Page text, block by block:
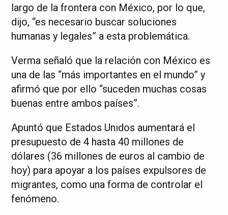
largo de la frontera con México, por lo que,
dijo, “es necesario buscar soluciones
humanas y legales” a esta problemática.
Verma señaló que la relación con México es
una de las “más importantes en el mundo” y
afirmó que por ello “suceden muchas cosas
buenas entre ambos países”.
Apuntó que Estados Unidos aumentará el
presupuesto de 4 hasta 40 millones de
dólares (36 millones de euros al cambio de
hoy) para apoyar a los países expulsores de
migrantes, como una forma de controlar el
fenómeno.